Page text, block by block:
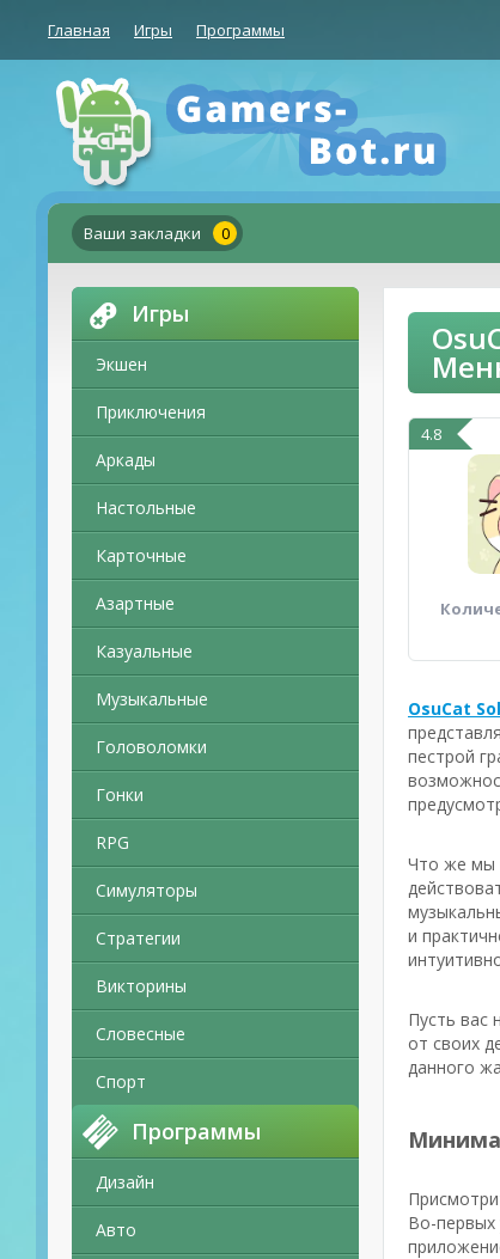
Главная Игры Программы
Ваши закладки 0
Игры
Экшен
Приключения
Аркады
Настольные
Карточные
Азартные
Казуальные
Музыкальные
Головоломки
Гонки
RPG
Симуляторы
Стратегии
Викторины
Словесные
Спорт
Программы
Дизайн
Авто
4.8
OsuCat
пестрой
Что же мы
и
Пусть вас
от своих
данного
Во-первых